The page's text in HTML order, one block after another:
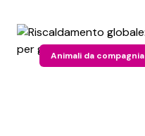
Animali da compagnia